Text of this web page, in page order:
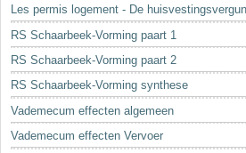
Les permis logement - De
RS Schaarbeek-Vorming paart 1
RS Schaarbeek-Vorming paart 2
RS Schaarbeek-Vorming synthese
Vademecum effecten algemeen
Vademecum effecten Vervoer